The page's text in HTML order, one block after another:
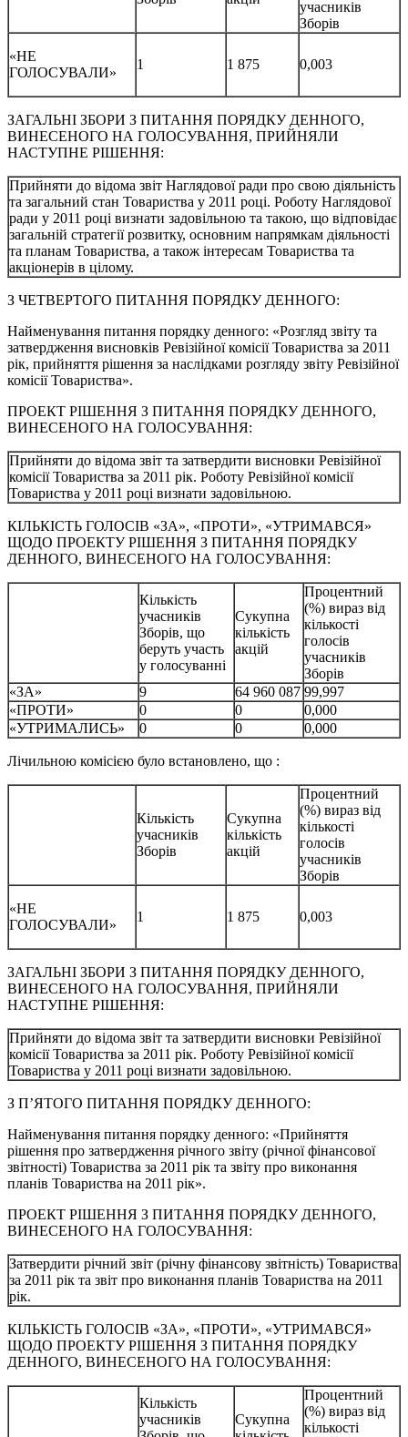
учасників
Зборів
«НЕ
ГОЛОСУВАЛИ»
1 1 875 0,003
ЗАГАЛЬНІ ЗБОРИ З ПИТАННЯ ПОРЯДКУ ДЕННОГО,
ВИНЕСЕНОГО НА ГОЛОСУВАННЯ, ПРИЙНЯЛИ
НАСТУПНЕ РІШЕННЯ:
Прийняти до відома звіт Наглядової ради про свою діяльність
та загальний стан Товариства у 2011 році. Роботу Наглядової
ради у 2011 році визнати задовільною та такою, що відповідає
загальній стратегії розвитку, основним напрямкам діяльності
та планам Товариства, а також інтересам Товариства та
акціонерів в цілому.
З ЧЕТВЕРТОГО ПИТАННЯ ПОРЯДКУ ДЕННОГО:
Найменування питання порядку денного: «Розгляд звіту та
затвердження висновків Ревізійної комісії Товариства за 2011
рік, прийняття рішення за наслідками розгляду звіту Ревізійної
комісії Товариства».
ПРОЕКТ РІШЕННЯ З ПИТАННЯ ПОРЯДКУ ДЕННОГО,
ВИНЕСЕНОГО НА ГОЛОСУВАННЯ:
Прийняти до відома звіт та затвердити висновки Ревізійної
комісії Товариства за 2011 рік. Роботу Ревізійної комісії
Товариства у 2011 році визнати задовільною.
КІЛЬКІСТЬ ГОЛОСІВ «ЗА», «ПРОТИ», «УТРИМАВСЯ»
ЩОДО ПРОЕКТУ РІШЕННЯ З ПИТАННЯ ПОРЯДКУ
ДЕННОГО, ВИНЕСЕНОГО НА ГОЛОСУВАННЯ:
Кількість
учасників
Зборів, що
беруть участь
у голосуванні
Сукупна
кількість
акцій
Процентний
(%) вираз від
кількості
голосів
учасників
Зборів
«ЗА»
9 64 960 087 99,997
«ПРОТИ»
0 0
0,000
«УТРИМАЛИСЬ»
0 0 0,000
Лічильною комісією було встановлено, що :
Кількість
учасників
Зборів
Сукупна
кількість
акцій
Процентний
(%) вираз від
кількості
голосів
учасників
Зборів
«НЕ
ГОЛОСУВАЛИ»
1 1 875 0,003
ЗАГАЛЬНІ ЗБОРИ З ПИТАННЯ ПОРЯДКУ ДЕННОГО,
ВИНЕСЕНОГО НА ГОЛОСУВАННЯ, ПРИЙНЯЛИ
НАСТУПНЕ РІШЕННЯ:
Прийняти до відома звіт та затвердити висновки Ревізійної
комісії Товариства за 2011 рік. Роботу Ревізійної комісії
Товариства у 2011 році визнати задовільною.
З П’ЯТОГО ПИТАННЯ ПОРЯДКУ ДЕННОГО:
Найменування питання порядку денного: «Прийняття
рішення про затвердження річного звіту (річної фінансової
звітності) Товариства за 2011 рік та звіту про виконання
планів Товариства на 2011 рік».
ПРОЕКТ РІШЕННЯ З ПИТАННЯ ПОРЯДКУ ДЕННОГО,
ВИНЕСЕНОГО НА ГОЛОСУВАННЯ:
Затвердити річний звіт (річну фінансову звітність) Товариства
за 2011 рік та звіт про виконання планів Товариства на 2011
рік.
КІЛЬКІСТЬ ГОЛОСІВ «ЗА», «ПРОТИ», «УТРИМАВСЯ»
ЩОДО ПРОЕКТУ РІШЕННЯ З ПИТАННЯ ПОРЯДКУ
ДЕННОГО, ВИНЕСЕНОГО НА ГОЛОСУВАННЯ:
Кількість
учасників
Сукупна
Процентний
(%) вираз від
кількості